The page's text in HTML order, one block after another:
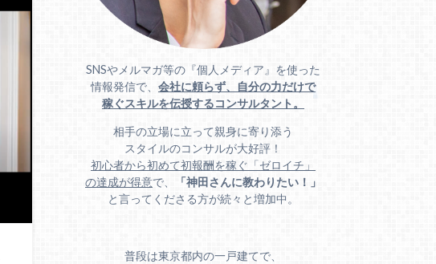
SNSやメルマガ等の『個人メディア』を使った
情報発信で、 会社に頼らず、自分の力だけで
稼ぐスキルを伝授するコンサルタント。
相手の立場に立って親身に寄り添う
スタイルのコンサルが大好評！
初心者から初めて初報酬を稼ぐ「ゼロイチ」
の達成が得意で、
「神田さんに教わりたい！」
と言ってくださる方が続々と増加中。
普段は東京都内の一戸建てで、